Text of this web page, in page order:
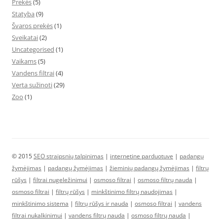
Prekės(5)
Statyba (9)
Švaros prekės(1)
Sveikatai(2)
Uncategorised (1)
Vaikams(5)
Vandens filtrai(4)
Verta sužinoti(29)
Zoo (1)
© 2015SEO straipsnių talpinimas | internetine parduotuve | padangų
žymėjimas | padangų žymėjimas | žieminių padangų žymėjimas | filtrų
rūšys | filtrai nugeležinimui | osmoso filtrai | osmoso filtrų nauda |
osmoso filtrai | filtrų rūšys | minkštinimo filtrų naudojimas |
minkštinimo sistema | filtrų rūšys ir nauda | osmoso filtrai | vandens
filtrai nukalkinimui | vandens filtrų nauda | osmoso filtrų nauda |